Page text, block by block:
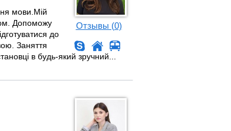
Отзывы (0)
мови.Мій
Допоможу
до
Заняття
в будь-який зручний...